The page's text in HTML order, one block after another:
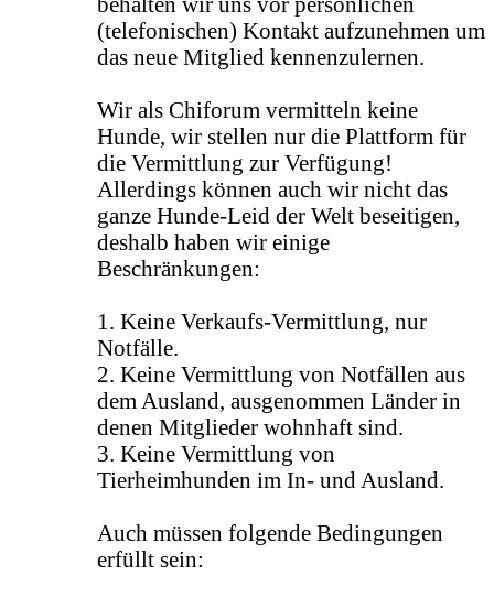
(telefonischen) Kontakt aufzunehmen um
das neue Mitglied kennenzulernen.
Wir als Chiforum vermitteln keine
Hunde, wir stellen nur die Plattform für
die Vermittlung zur Verfügung!
Allerdings können auch wir nicht das
ganze Hunde-Leid der Welt beseitigen,
deshalb haben wir einige
Beschränkungen:
1. Keine Verkaufs-Vermittlung, nur
Notfälle.
2. Keine Vermittlung von Notfällen aus
dem Ausland, ausgenommen Länder in
denen Mitglieder wohnhaft sind.
3. Keine Vermittlung von
Tierheimhunden im In- und Ausland.
Auch müssen folgende Bedingungen
erfüllt sein: